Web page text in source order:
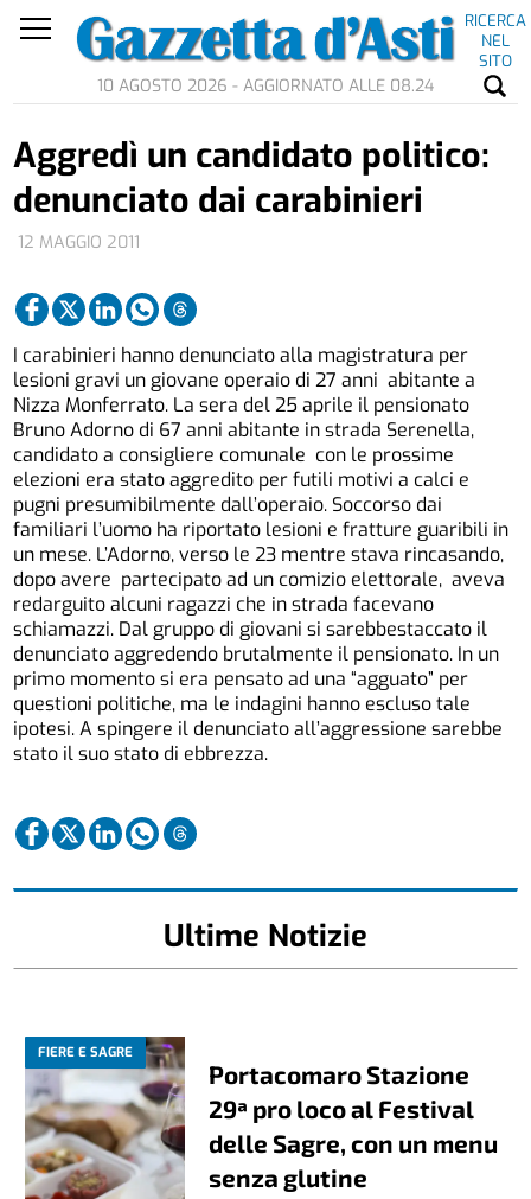
RICERCA
NEL
SITO
10 AGOSTO 2026 - AGGIORNATO ALLE 08.24
12 MAGGIO 2011
Aggredì un candidato politico:
denunciato dai carabinieri
I carabinieri hanno denunciato alla magistratura per
lesioni gravi un giovane operaio di 27 anni abitante a
Nizza Monferrato. La sera del 25 aprile il pensionato
Bruno Adorno di 67 anni abitante in strada Serenella,
candidato a consigliere comunale con le prossime
elezioni era stato aggredito per futili motivi a calci e
pugni presumibilmente dall’operaio. Soccorso dai
familiari l’uomo ha riportato lesioni e fratture guaribili in
un mese. L’Adorno, verso le 23 mentre stava rincasando,
dopo avere partecipato ad un comizio elettorale, aveva
redarguito alcuni ragazzi che in strada facevano
schiamazzi. Dal gruppo di giovani si sarebbestaccato il
denunciato aggredendo brutalmente il pensionato. In un
primo momento si era pensato ad una “agguato” per
questioni politiche, ma le indagini hanno escluso tale
ipotesi. A spingere il denunciato all’aggressione sarebbe
stato il suo stato di ebbrezza.
Ultime Notizie
FIERE E SAGRE
Portacomaro Stazione
29ª pro loco al Festival
delle Sagre, con un menu
senza glutine